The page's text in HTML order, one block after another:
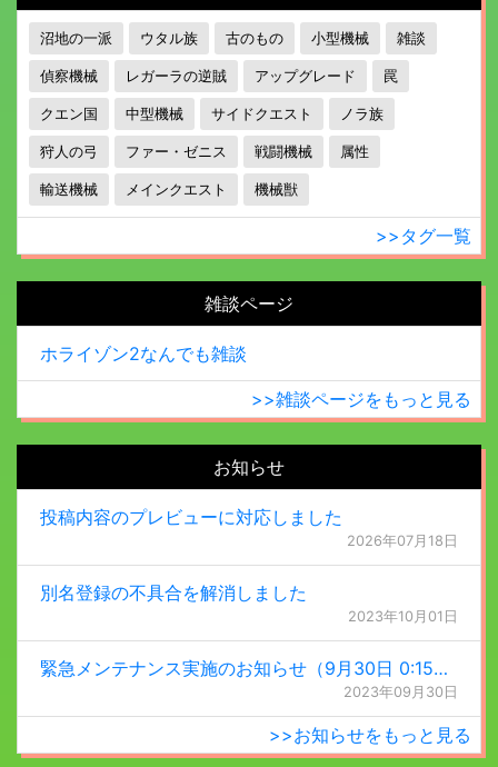
沼地の一派 ウタル族 古のもの 小型機械 雑談
偵察機械 レガーラの逆賊 アップグレード 罠
クエン国 中型機械 サイドクエスト ノラ族
狩人の弓 ファー・ゼニス 戦闘機械 属性
輸送機械 メインクエスト 機械獣
>>タグ一覧
雑談ページ
ホライゾン2なんでも雑談
>>雑談ページをもっと見る
お知らせ
投稿内容のプレビューに対応しました
2026年07月18日
別名登録の不具合を解消しました
2023年10月01日
緊急メンテナンス実施のお知らせ（9月30日 0:15更新）
2023年09月30日
>>お知らせをもっと見る